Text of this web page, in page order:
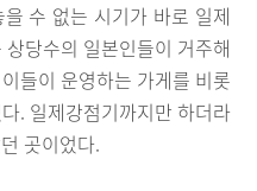
수 없는 시기가 바로 일제
당수의 일본인들이 거주해
들이 운영하는 가게를 비롯
. 일제강점기까지만 하더라
곳이었다.